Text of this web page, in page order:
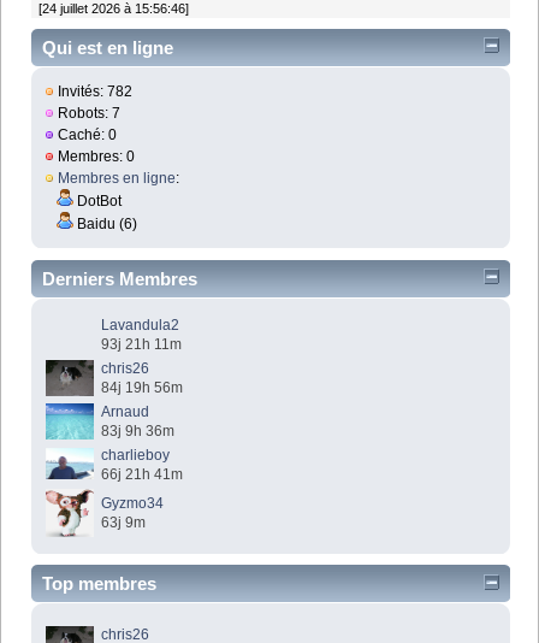
[24 juillet 2026 à 15:56:46]
Qui est en ligne
Invités: 782
Robots: 7
Caché: 0
Membres: 0
Membres en ligne:
DotBot
Baidu (6)
Derniers Membres
Lavandula2
93j 21h 11m
chris26
84j 19h 56m
Arnaud
83j 9h 36m
charlieboy
66j 21h 41m
Gyzmo34
63j 9m
Top membres
chris26